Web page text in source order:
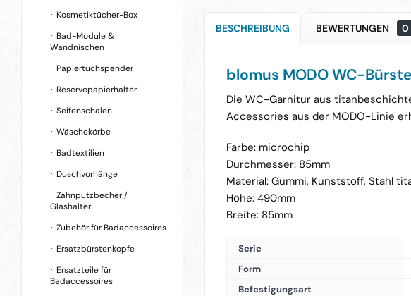
Kosmetiktücher-Box
Bad-Module &
Wandnischen
Papiertuchspender
Reservepapierhalter
Seifenschalen
Wäschekörbe
Badtextilien
Duschvorhänge
Zahnputzbecher /
Glashalter
Zubehör für Badaccessoires
Ersatzbürstenkopfe
Ersatzteile für
Badaccessoires
BESCHREIBUNG BEWERTUNGEN 0
blomus MODO WC-
Die WC-Garnitur aus
Accessories aus der MODO-Linie
Farbe: microchip
Durchmesser: 85mm
Material: Gummi, Kunststoff, Stahl
Höhe: 490mm
Breite: 85mm
Serie
Form
Befestigungsart